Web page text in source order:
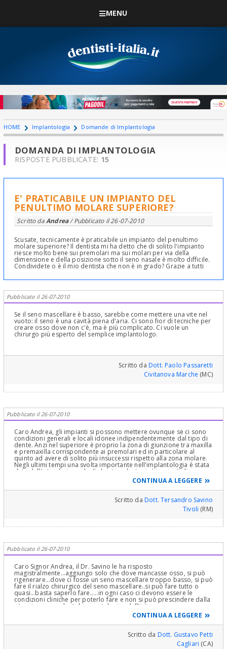
MENU
HOME Implantologia Domande di Implantologia
DOMANDA DI IMPLANTOLOGIA
RISPOSTE PUBBLICATE: 15
E' PRATICABILE UN IMPIANTO DEL
PENULTIMO MOLARE SUPERIORE?
Scritto daAndrea/ Pubblicato il26-07-2010
Scusate, tecnicamente è praticabile un impianto del penultimo
molare superiore? Il dentista mi ha detto che di solito l'impianto
riesce molto bene sui premolari ma sui molari per via della
dimensione e della posizione sotto il seno nasale è molto difficile.
Condividete o è il mio dentista che non è in grado? Grazie a tutti
Pubblicato il 26-07-2010
Se il seno mascellare è basso, sarebbe come mettere una vite nel
vuoto: il seno è una cavità piena d'aria. Ci sono fior di tecniche per
creare osso dove non c'è, ma è più complicato. Ci vuole un
chirurgo più esperto del semplice implantologo.
Scritto daDott. Paolo Passaretti
Civitanova Marche (MC)
Pubblicato il 26-07-2010
Caro Andrea, gli impianti si possono mettere ovunque se ci sono
condizioni generali e locali idonee indipendentemente dal tipo di
dente. Anzi nel superiore è proprio la zona di giunzione tra maxilla
e premaxilla corrispondente ai premolari ed in particolare al
quinto ad avere di solito più insuccessi rispetto alla zona molare.
Negli ultimi tempi una svolta importante nell'implantologia è stata
data dall'introduzione degli short implants cioè impianti di
dimensioni ridotte che molto spesso consentono di evitare
chirurgia rigenerativa non sempre dal risultato predicibile.
Cordialmente
CONTINUA A LEGGERE
Scritto daDott. Tersandro Savino
Tivoli (RM)
Pubblicato il 26-07-2010
Caro Signor Andrea, il Dr. Savino le ha risposto
magistralmente...aggiungo solo che dove mancasse osso, si può
rigenerare...dove ci fosse un seno mascellare troppo basso, si può
fare il rialzo chirurgico del seno mascellare..si può fare tutto o
quasi...basta saperlo fare.....in ogni caso ci devono essere le
condizioni cliniche per poterlo fare e non si può prescindere dalla
situazione parodontale e gnatologica dell'intera
bocca!..............Cordialmente Gustavo Petti, Parodontologia,
Implantologia, Gnatologia e Riabilitazione Orale Completa in Casi
Clinici Complessi ed Ortodonzia e Pedodonzia la figlia Claudia
CONTINUA A LEGGERE
Scritto da Dott. Gustavo Petti
Cagliari (CA)